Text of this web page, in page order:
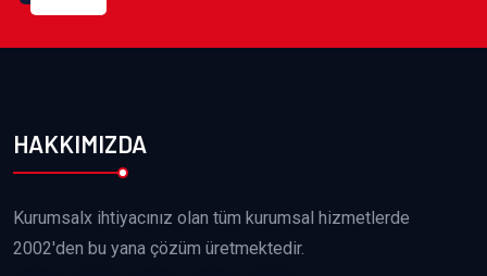
HAKKIMIZDA
Kurumsalx ihtiyacınız olan tüm kurumsal hizmetlerde
2002'den bu yana çözüm üretmektedir.